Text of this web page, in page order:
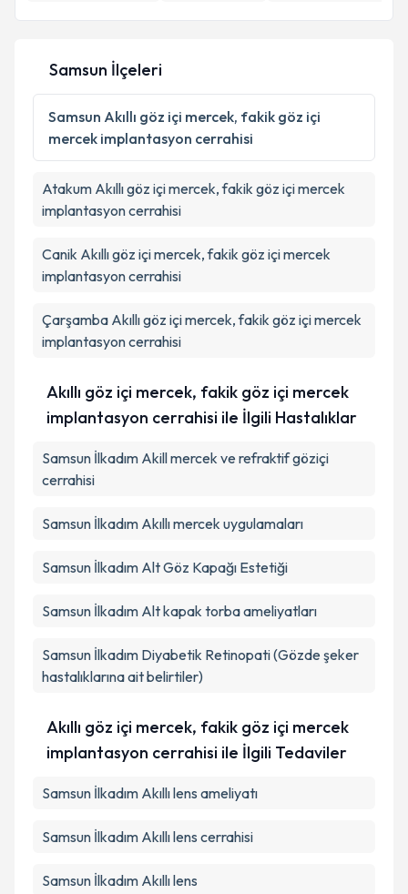
Kişisel verilerimin işlenmesine ilişkinAydınlatma
Metni 'ni okudum ve kişisel verilerimin belirtilen
kapsamda işlenmesini kabul ediyorum.
Takvim Talebini Gönder
Samsun İlçeleri
Samsun Akıllı göz içi mercek, fakik göz içi
mercek implantasyon cerrahisi
Atakum Akıllı göz içi mercek, fakik göz içi mercek
implantasyon cerrahisi
Canik Akıllı göz içi mercek, fakik göz içi mercek
implantasyon cerrahisi
Çarşamba Akıllı göz içi mercek, fakik göz içi mercek
implantasyon cerrahisi
Akıllı göz içi mercek, fakik göz içi mercek
implantasyon cerrahisi ile İlgili Hastalıklar
Samsun İlkadım Akill mercek ve refraktif göziçi
cerrahisi
Samsun İlkadım Akıllı mercek uygulamaları
Samsun İlkadım Alt Göz Kapağı Estetiği
Samsun İlkadım Alt kapak torba ameliyatları
Samsun İlkadım Diyabetik Retinopati (Gözde şeker
hastalıklarına ait belirtiler)
Akıllı göz içi mercek, fakik göz içi mercek
implantasyon cerrahisi ile İlgili Tedaviler
Samsun İlkadım Akıllı lens ameliyatı
Samsun İlkadım Akıllı lens cerrahisi
Samsun İlkadım Akıllı lens